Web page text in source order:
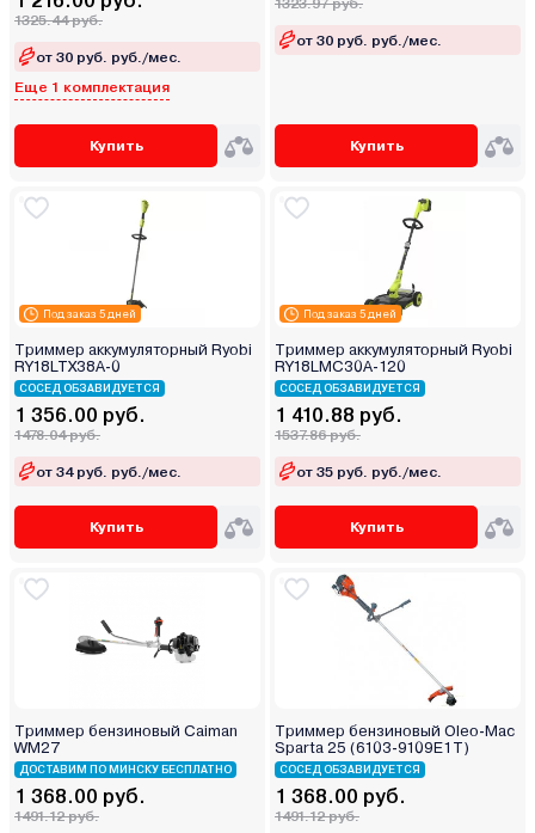
1325.44 руб.
от 30 руб. руб./мес.
Еще 1 комплектация
Купить
1323.97 руб.
от 30 руб. руб./мес.
Купить
Под заказ 5 дней
Триммер аккумуляторный Ryobi
RY18LTX38A-0
СОСЕД ОБЗАВИДУЕТСЯ
1 356.00 руб.
1478.04 руб.
от 34 руб. руб./мес.
Купить
Под заказ 5 дней
Триммер аккумуляторный Ryobi
RY18LMC30A-120
СОСЕД ОБЗАВИДУЕТСЯ
1 410.88 руб.
1537.86 руб.
от 35 руб. руб./мес.
Купить
Триммер бензиновый Caiman
WM27
ДОСТАВИМ ПО МИНСКУ БЕСПЛАТНО
1 368.00 руб.
1491.12 руб.
Триммер бензиновый Oleo-Mac
Sparta 25 (6103-9109E1T)
СОСЕД ОБЗАВИДУЕТСЯ
1 368.00 руб.
1491.12 руб.